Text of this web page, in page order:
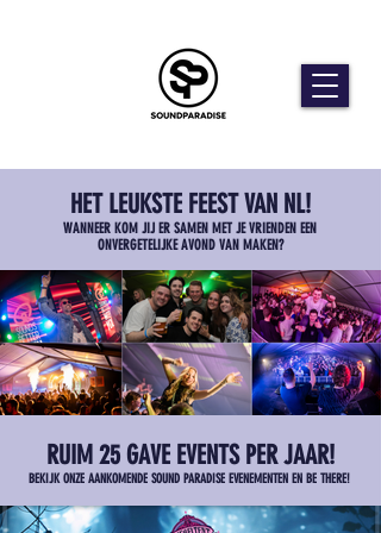
HET LEUKSTE FEEST VAN NL!
WANNEER KOM JIJ ER SAMEN MET JE VRIENDEN EEN
ONVERGETELIJKE AVOND VAN MAKEN?
RUIM 25 GAVE EVENTS PER JAAR!
BEKIJK ONZE AANKOMENDE SOUND PARADISE EVENEMENTEN EN BE THERE!